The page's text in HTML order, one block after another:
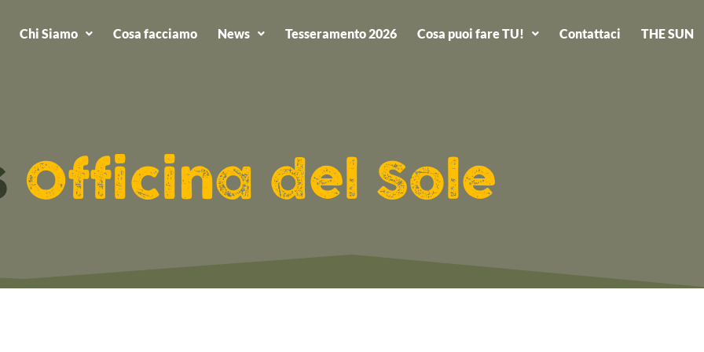
Chi Siamo Cosa facciamo News Tesseramento 2026 Cosa puoi fare TU! Contattaci THE SUN
Officina del Sole